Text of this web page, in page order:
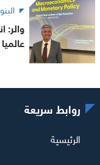
والر:
عالميا
روابط سريعة
الرئيسية